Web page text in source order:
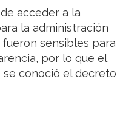
acceder a la
la administración
sensibles para
por lo que el
conoció el decreto